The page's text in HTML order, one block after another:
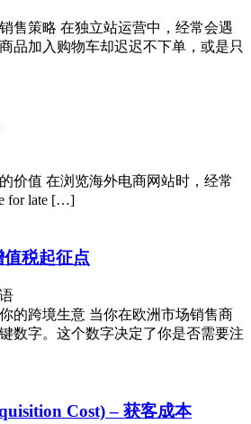
售策略 在独立站运营中，经常会遇
品加入购物车却迟迟不下单，或是只
价值 在浏览海外电商网站时，经常
for late […]
税起征点
的跨境生意 当你在欧洲市场销售商
数字。这个数字决定了你是否需要注
Cost) – 获客成本